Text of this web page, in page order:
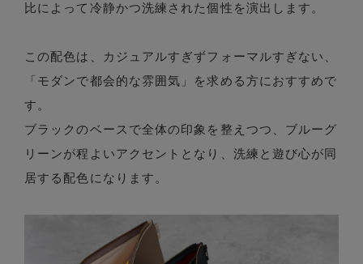
比によって冷静かつ洗練された個性を演出します。
この配色は、カジュアルすぎずフォーマルすぎない、
「モダンで都会的な雰囲気」を求める方におすすめで
す。
ブラックのベースで全体の印象を整えつつ、ブルーグ
リーンが程よいアクセントとなり、洗練と遊び心が同
居する配色になります。